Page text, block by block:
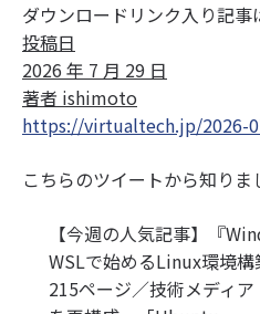
ダウンロードリンク入り記事
投稿日
2026 年 7 月 29 日
著者 ishimoto
https://virtualtech.jp/2026-
こちらのツイートから知りま
【今週の人気記事】『
WSLで始めるLinux環境
215ページ／技術メディ